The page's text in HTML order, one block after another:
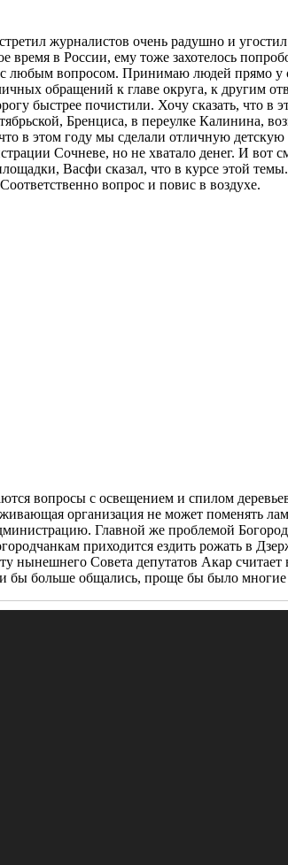
журналистов очень радушно и
в России, ему тоже захотелось
любым вопросом. Принимаю людей прямо
обращений к главе округа, к другим
быстрее почистили. Хочу сказать, что
Бренциса, в переулке Калинина,
в этом году мы сделали отличную
Сочневе, но не хватало денег. И вот
Васфи сказал, что в курсе этой
вопрос и повис в воздухе.
вопросы с освещением и спилом
организация не может поменять
Главной же проблемой
приходится ездить рожать в
нынешнего Совета депутатов Акар
бы больше общались, проще бы было